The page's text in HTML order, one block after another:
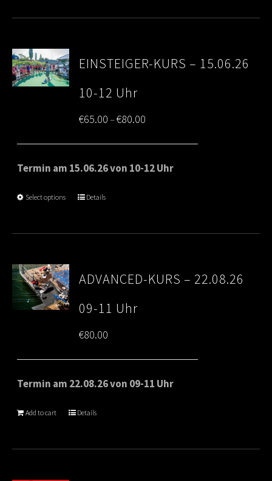
EINSTEIGER-KURS – 15.06.26
10-12 Uhr
€65.00–€80.00
range:
€65.00
Termin am 15.06.26 von 10-12 Uhr
Select options Details
ADVANCED-KURS – 22.08.26
09-11 Uhr
€80.00
Termin am 22.08.26 von 09-11 Uhr
Add to cart Details